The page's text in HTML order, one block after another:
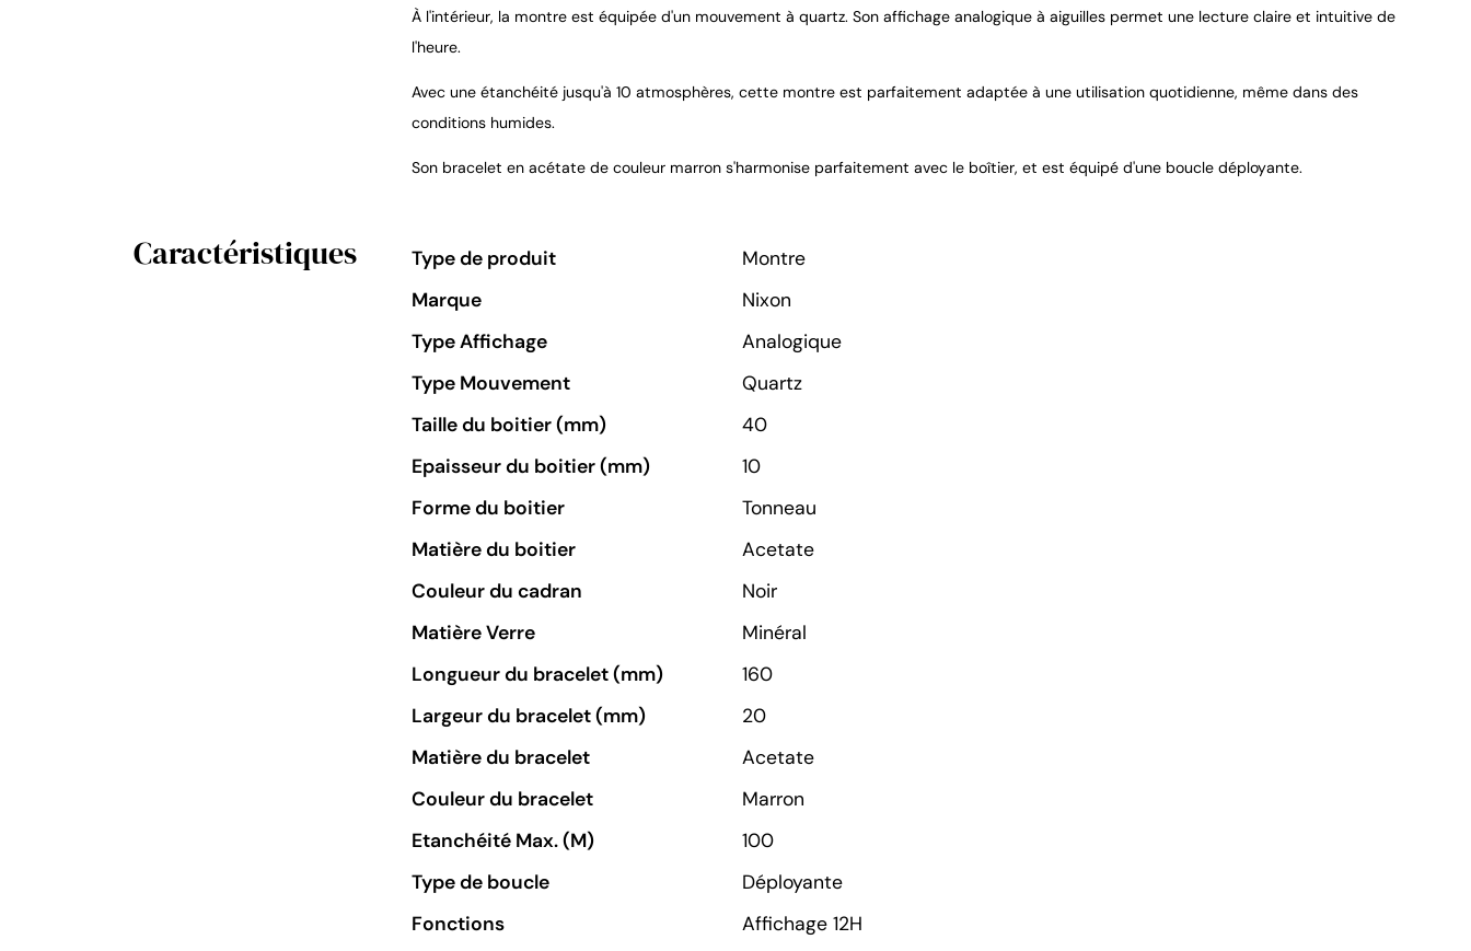
À l'intérieur, la montre est équipée d'un mouvement à quartz. Son affichage analogique à aiguilles permet une lecture claire et intuitive de
l'heure.
Avec une étanchéité jusqu'à 10 atmosphères, cette montre est parfaitement adaptée à une utilisation quotidienne, même dans des
conditions humides.
Son bracelet en acétate de couleur marron s'harmonise parfaitement avec le boîtier, et est équipé d'une boucle déployante.
Caractéristiques Type de produit
Montre
Marque
Nixon
Type Affichage
Analogique
Type Mouvement
Quartz
Taille du boitier (mm)
40
Epaisseur du boitier (mm)
10
Forme du boitier
Tonneau
Matière du boitier
Acetate
Couleur du cadran
Noir
Matière Verre
Minéral
Longueur du bracelet (mm)
160
Largeur du bracelet (mm)
20
Matière du bracelet
Acetate
Couleur du bracelet
Marron
Etanchéité Max. (M)
100
Type de boucle
Déployante
Fonctions
Affichage 12H